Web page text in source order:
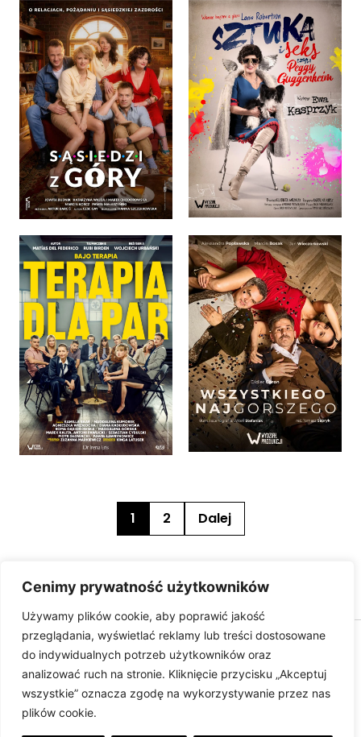
Cenimy prywatność użytkowników
Używamy plików cookie, aby poprawić jakość
przeglądania, wyświetlać reklamy lub treści dostosowane
do indywidualnych potrzeb użytkowników oraz
analizować ruch na stronie. Kliknięcie przycisku „Akceptuj
wszystkie” oznacza zgodę na wykorzystywanie przez nas
plików cookie.
1 2 Dalej
wydzialprodukcji.pl © 2025